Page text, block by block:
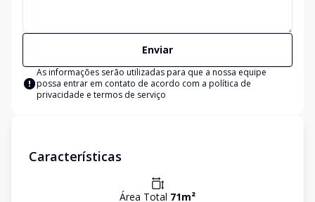
Enviar
As informações serão utilizadas para que a nossa equipe
possa entrar em contato de acordo com a política de
privacidade e termos de serviço
Características
Área Total 71m²